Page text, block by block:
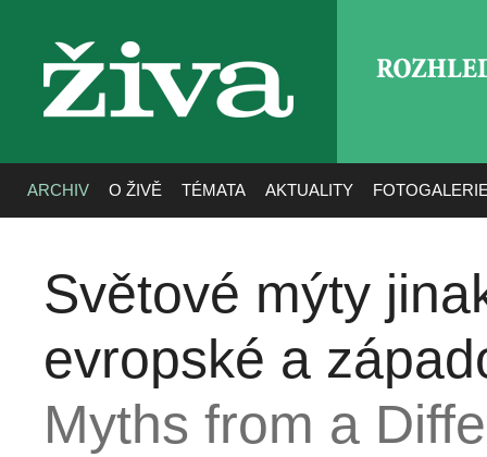
živa
ARCHIV O ŽIVĚ TÉMATA AKTUALITY
Světové mýty
evropské a
Myths from a